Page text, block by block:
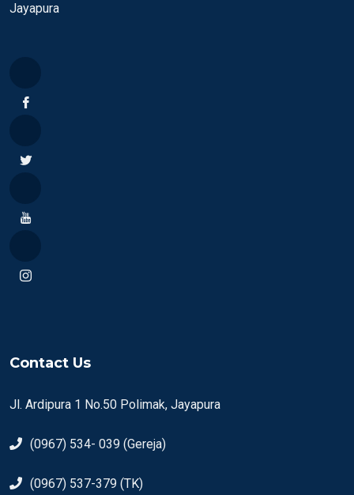
Jayapura
Contact Us
Jl. Ardipura 1 No.50 Polimak, Jayapura
(0967) 534- 039 (Gereja)
(0967) 537-379 (TK)